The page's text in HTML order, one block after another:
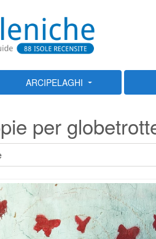
ARCIPELAGHI
per